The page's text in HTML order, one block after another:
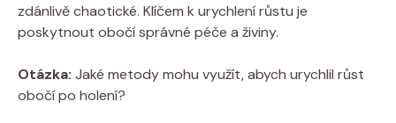
zdánlivě chaotické. Klíčem k urychlení růstu je
poskytnout obočí správné péče a živiny.
Otázka: Jaké metody mohu využít, abych urychlil růst
obočí po holení?